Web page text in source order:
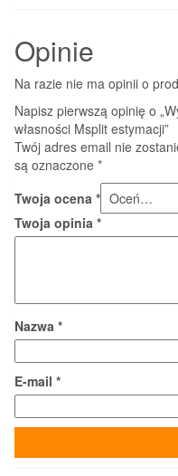
Opinie
Na razie nie ma opinii o
Napisz pierwszą opinię o
własności Msplit estymacji”
Twój adres email nie
są oznaczone *
Twoja ocena *
Twoja opinia *
Nazwa *
E-mail *